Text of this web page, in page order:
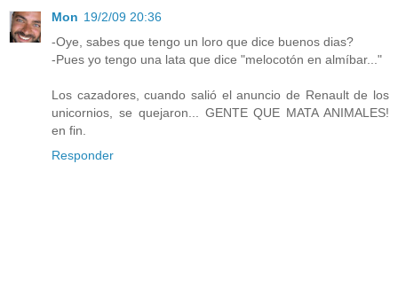
Mon 19/2/09 20:36
-Oye, sabes que tengo un loro que dice buenos dias?
-Pues yo tengo una lata que dice "melocotón en almíbar..."
Los cazadores, cuando salió el anuncio de Renault de los
unicornios, se quejaron... GENTE QUE MATA ANIMALES!
en fin.
Responder